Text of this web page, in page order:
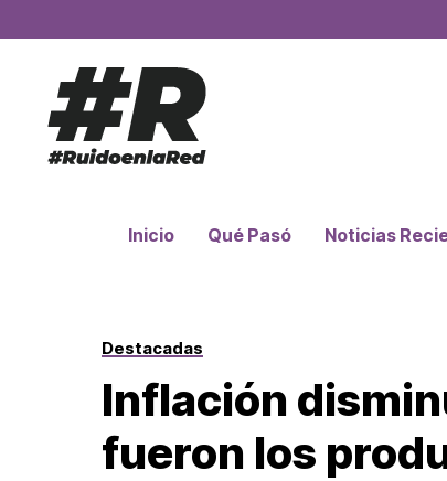
Inicio Qué Pasó Noticias
Destacadas
Inflación
fueron los